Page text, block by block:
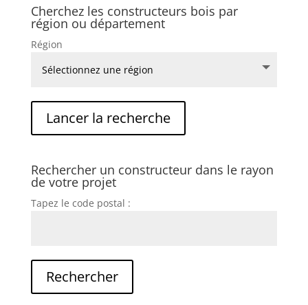
Cherchez les constructeurs bois par
région ou département
Région
Rechercher un constructeur dans le rayon
de votre projet
Tapez le code postal :